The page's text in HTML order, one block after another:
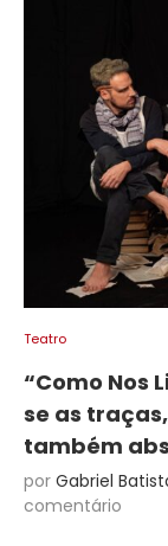
Teatro
“Como Nos
se as
também
por Gabriel
comentário